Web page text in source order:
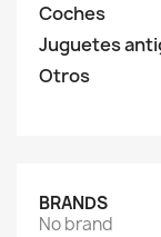
Coches
Juguetes
Otros
BRANDS
No brand